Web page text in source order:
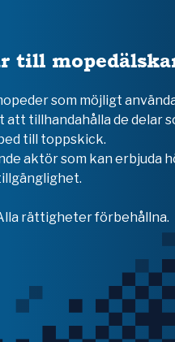
till
som möjligt
att tillhandahålla de delar
till toppskick.
aktör som kan erbjuda
rättigheter förbehållna.